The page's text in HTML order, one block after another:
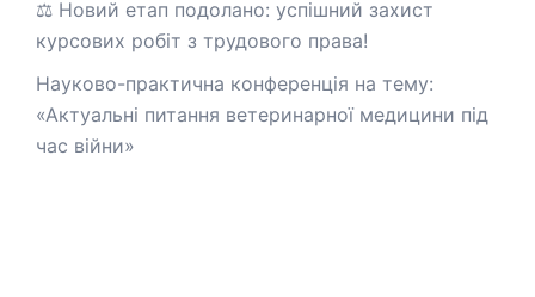
⚖️ Новий етап подолано: успішний захист
курсових робіт з трудового права!
Науково-практична конференція на тему:
«Актуальні питання ветеринарної медицини під
час війни»